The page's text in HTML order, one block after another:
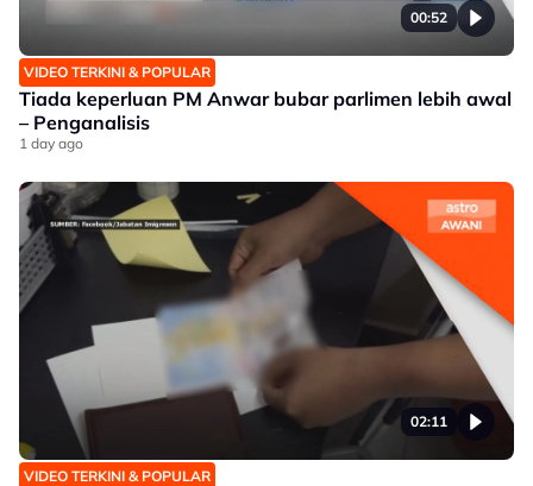
00:52
VIDEO TERKINI & POPULAR
Tiada keperluan PM Anwar bubar parlimen lebih awal
– Penganalisis
1 day ago
02:11
VIDEO TERKINI & POPULAR